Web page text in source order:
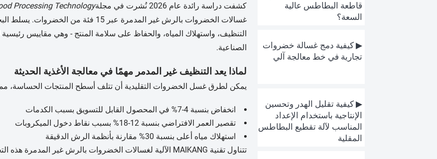
قاطعة البطاطس عالية
السعة؟
▶ كيفية دمج غسالة خضروات
تجارية في خط معالجة آلي
▶ كيفية تقليل الهدر وتحسين
الإنتاجية باستخدام الإعداد
المناسب لآلة تقطيع البطاطس
المقلية
كشفت دراسة رائدة عام 2026 نُشرت في مجلة Processing Technology
غسالات الخضروات بالرش غير المدمرة عبر 15
التنظيف، واستهلاك المياه، والحفاظ على سلامة المنتج - وهي مقاييس
الصناعية.
لماذا يعد التنظيف غير المدمر مهمًا في معالجة الأغذية الحديثة
يمكن لطرق غسل الخضروات التقليدية أن تتلف أسطح المنتجات الحساسة،
انخفاض بنسبة 4-7% في المحصول القابل للتسويق بسبب الكدمات
تقصير العمر الافتراضي بنسبة 12-18% بسبب نقاط دخول الميكروبات
استهلاك مياه أعلى بنسبة 30% مقارنة بأنظمة الرش الدقيقة
تتناول تقنية MAIKANG الآلية لغسالات الخضروات بالرش غير المدمرة هذه التحديات من خلال: